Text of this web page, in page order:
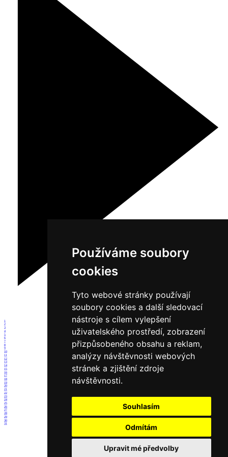
Používáme soubory
cookies
Tyto webové stránky používají
soubory cookies a další sledovací
nástroje s cílem vylepšení
uživatelského prostředí, zobrazení
přizpůsobeného obsahu a reklam,
analýzy návštěvnosti webových
stránek a zjištění zdroje
návštěvnosti.
Souhlasím
Odmítám
Upravit mé předvolby
1
2
3
4
5
6
7
8
9
10
11
12
13
14
15
16
17
18
19
20
21
22
23
24
25
26
27
28
29
30
31